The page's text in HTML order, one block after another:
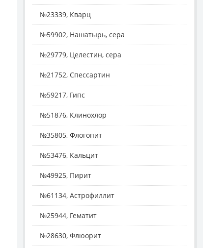
№23339, Кварц
№59902, Нашатырь, сера
№29779, Целестин, сера
№21752, Спессартин
№59217, Гипс
№51876, Клинохлор
№35805, Флогопит
№53476, Кальцит
№49925, Пирит
№61134, Астрофиллит
№25944, Гематит
№28630, Флюорит